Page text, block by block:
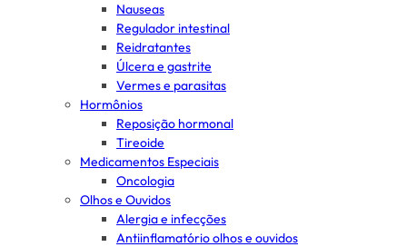
Nauseas
Regulador intestinal
Reidratantes
Úlcera e gastrite
Vermes e parasitas
Hormônios
Reposição hormonal
Tireoide
Medicamentos Especiais
Oncologia
Olhos e Ouvidos
Alergia e infecções
Antiinflamatório olhos e ouvidos